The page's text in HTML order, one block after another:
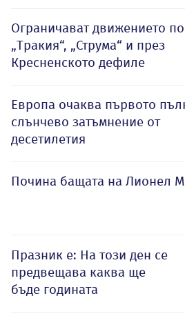
Ограничават движението по
„Тракия“, „Струма“ и през
Кресненското дефиле
Европа очаква първото
слънчево затъмнение от
десетилетия
Почина бащата на Лионел
Празник е: На този ден се
предвещава каква ще
бъде годината